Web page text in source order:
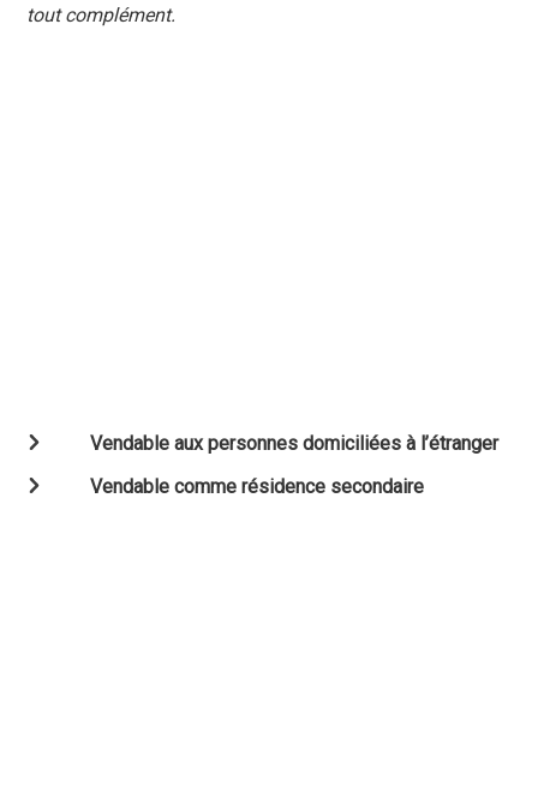
tout complément.
Vendable aux personnes domiciliées à l’étranger
Vendable comme résidence secondaire